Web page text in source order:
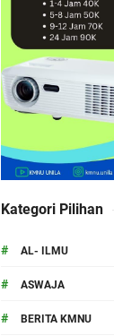
Kategori Pilihan
# AL- ILMU
# ASWAJA
# BERITA KMNU